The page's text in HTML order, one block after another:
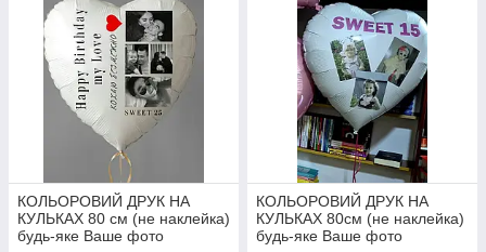
КОЛЬОРОВИЙ ДРУК НА
КУЛЬКАХ 80 см (не наклейка)
будь-яке Ваше фото
КОЛЬОРОВИЙ ДРУК НА
КУЛЬКАХ 80см (не наклейка)
будь-яке Ваше фото